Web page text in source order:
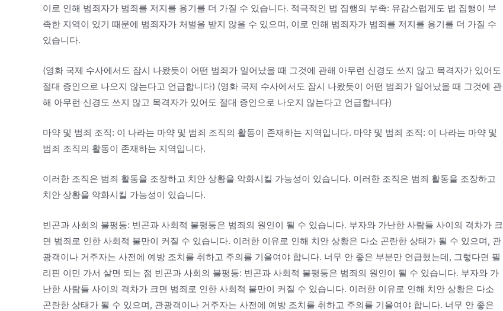
이로 인해 범죄자가 범죄를 저지를 용기를 더 가질 수 있습니다. 적극적인 법 집행의 부족: 유감스럽게도 법 집행이 부
족한 지역이 있기 때문에 범죄자가 처벌을 받지 않을 수 있으며, 이로 인해 범죄자가 범죄를 저지를 용기를 더 가질 수
있습니다.
(영화 국제 수사에서도 잠시 나왔듯이 어떤 범죄가 일어났을 때 그것에 관해 아무런 신경도 쓰지 않고 목격자가 있어도
절대 증인으로 나오지 않는다고 언급합니다) (영화 국제 수사에서도 잠시 나왔듯이 어떤 범죄가 일어났을 때 그것에 관
해 아무런 신경도 쓰지 않고 목격자가 있어도 절대 증인으로 나오지 않는다고 언급합니다)
마약 및 범죄 조직: 이 나라는 마약 및 범죄 조직의 활동이 존재하는 지역입니다. 마약 및 범죄 조직: 이 나라는 마약 및
범죄 조직의 활동이 존재하는 지역입니다.
이러한 조직은 범죄 활동을 조장하고 치안 상황을 악화시킬 가능성이 있습니다. 이러한 조직은 범죄 활동을 조장하고
치안 상황을 악화시킬 가능성이 있습니다.
빈곤과 사회의 불평등: 빈곤과 사회적 불평등은 범죄의 원인이 될 수 있습니다. 부자와 가난한 사람들 사이의 격차가 크
면 범죄로 인한 사회적 불만이 커질 수 있습니다. 이러한 이유로 인해 치안 상황은 다소 곤란한 상태가 될 수 있으며, 관
광객이나 거주자는 사전에 예방 조치를 취하고 주의를 기울여야 합니다. 너무 안 좋은 부분만 언급했는데, 그렇다면 필
리핀 이민 가서 살면 되는 점 빈곤과 사회의 불평등: 빈곤과 사회적 불평등은 범죄의 원인이 될 수 있습니다. 부자와 가
난한 사람들 사이의 격차가 크면 범죄로 인한 사회적 불만이 커질 수 있습니다. 이러한 이유로 인해 치안 상황은 다소
곤란한 상태가 될 수 있으며, 관광객이나 거주자는 사전에 예방 조치를 취하고 주의를 기울여야 합니다. 너무 안 좋은